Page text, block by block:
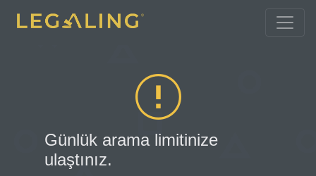
Günlük arama limitinize
ulaştınız.